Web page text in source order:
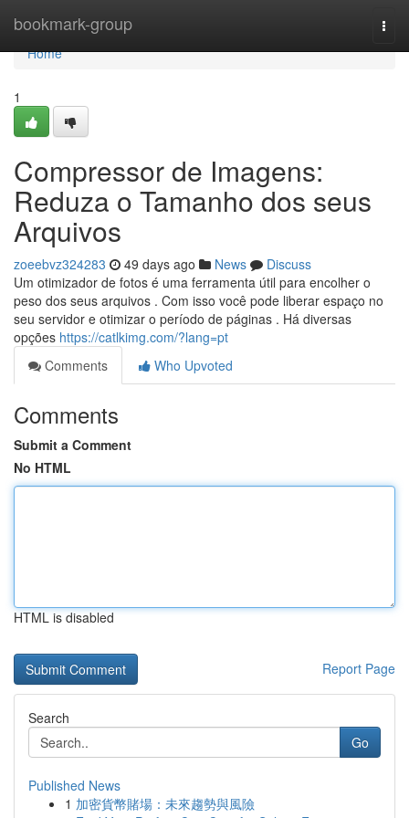
bookmark-group
Home
Home
1
Compressor de Imagens:
Reduza o Tamanho dos seus
Arquivos
zoeebvz324283 49 days ago News
Discuss
Um otimizador de fotos é uma ferramenta útil para encolher o
peso dos seus arquivos . Com isso você pode liberar espaço no
seu servidor e otimizar o período de páginas . Há diversas
opções https://catlkimg.com/?lang=pt
Comments
Who Upvoted
Comments
Submit a Comment
No HTML
HTML is disabled
Report Page
Search
Go
Published News
1 加密貨幣賭場：未來趨勢與風險